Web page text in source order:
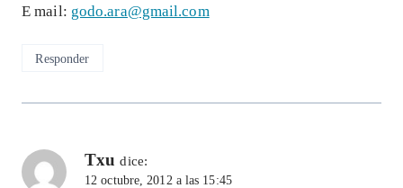
E mail: godo.ara@gmail.com
Responder
Txu dice:
12 octubre, 2012 a las 15:45